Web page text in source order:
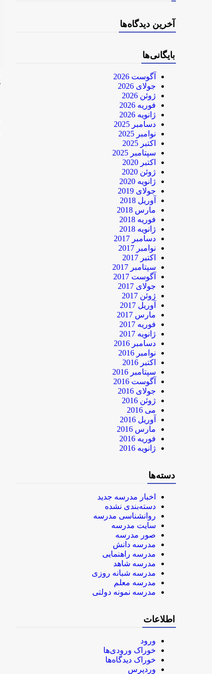
آخرین دیدگاه‌ها
بایگانی‌ها
آگوست 2026
جولای 2026
ژوئن 2026
فوریه 2026
ژانویه 2026
دسامبر 2025
نوامبر 2025
اکتبر 2025
سپتامبر 2025
اکتبر 2020
ژوئن 2020
ژانویه 2020
جولای 2019
آوریل 2018
مارس 2018
فوریه 2018
ژانویه 2018
دسامبر 2017
نوامبر 2017
اکتبر 2017
سپتامبر 2017
آگوست 2017
جولای 2017
ژوئن 2017
آوریل 2017
مارس 2017
فوریه 2017
ژانویه 2017
دسامبر 2016
نوامبر 2016
اکتبر 2016
سپتامبر 2016
آگوست 2016
جولای 2016
ژوئن 2016
می 2016
آوریل 2016
مارس 2016
فوریه 2016
ژانویه 2016
دسته‌ها
اخبار مدرسه جدید
دسته‌بندی نشده
روانشناسی مدرسه
سایت مدرسه
صور مدرسه
مدرسه دانش
مدرسه راهنمایی
مدرسه شاهد
مدرسه شبانه روزی
مدرسه معلم
مدرسه نمونه دولتی
اطلاعات
ورود
خوراک ورودی‌ها
خوراک دیدگاه‌ها
وردپرس